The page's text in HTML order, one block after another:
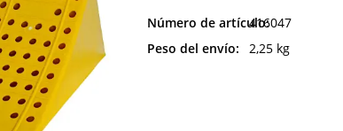
Número de artículo:416047
Peso del envío:
2,25 kg